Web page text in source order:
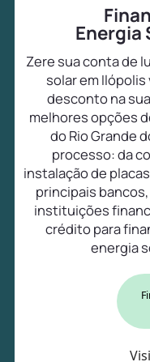
Energia
Zere sua conta de
solar em
desconto na
melhores opções
do Rio Grande
processo: da
instalação de
principais
instituições
crédito para
energia